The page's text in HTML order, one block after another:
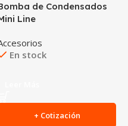
de Condensados
Line
En stock
+ Cotización